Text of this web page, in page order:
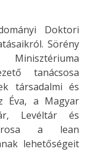
Doktori
Sörény
tanácsosa
társadalmi és
Éva, a Magyar
Levéltár és
a lean
lehetőségeit